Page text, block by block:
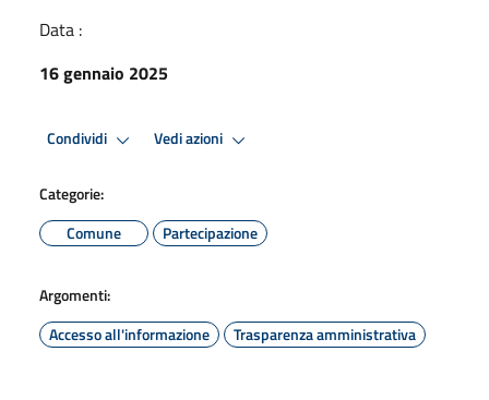
Data :
16 gennaio 2025
Condividi Vedi azioni
Categorie:
Comune
Partecipazione
Argomenti:
Accesso all'informazione
Trasparenza amministrativa